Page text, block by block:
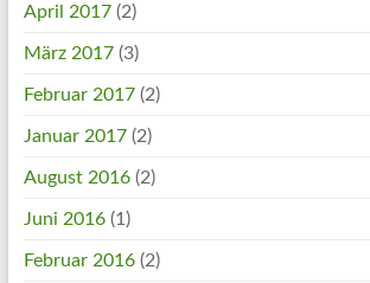
April 2017(2)
März 2017(3)
Februar 2017(2)
Januar 2017(2)
August 2016(2)
Juni 2016(1)
Februar 2016(2)